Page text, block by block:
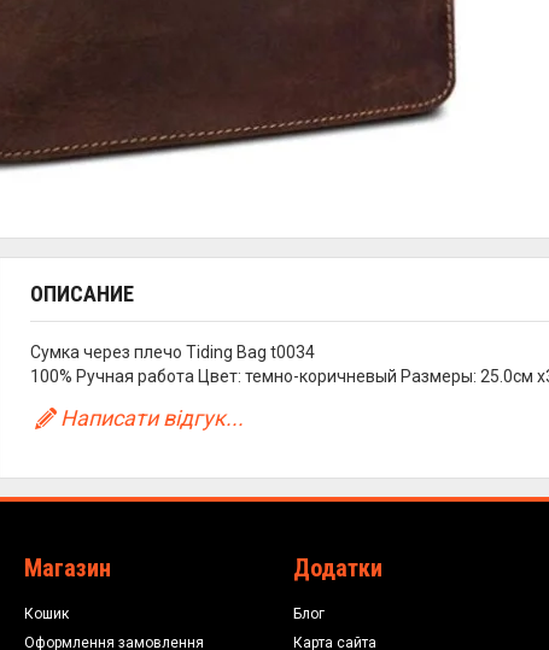
ОПИСАНИЕ
Сумка через плечо Tiding Bag t0034
100% Ручная работа Цвет: темно-коричневый Размеры: 25.0см
Написати відгук...
Магазин
Кошик
Оформлення замовлення
Додатки
Блог
Карта сайта